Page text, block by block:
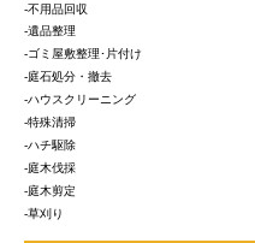
-不用品回収
-遺品整理
-ゴミ屋敷整理･片付け
-庭石処分・撤去
-ハウスクリーニング
-特殊清掃
-ハチ駆除
-庭木伐採
-庭木剪定
-草刈り